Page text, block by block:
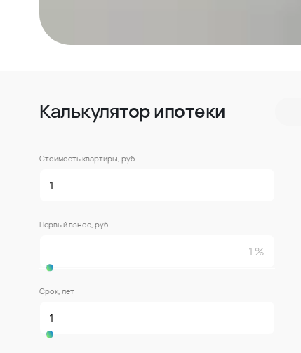
Калькулятор ипотеки
Стоимость квартиры, руб.
Первый взнос, руб.
Срок, лет